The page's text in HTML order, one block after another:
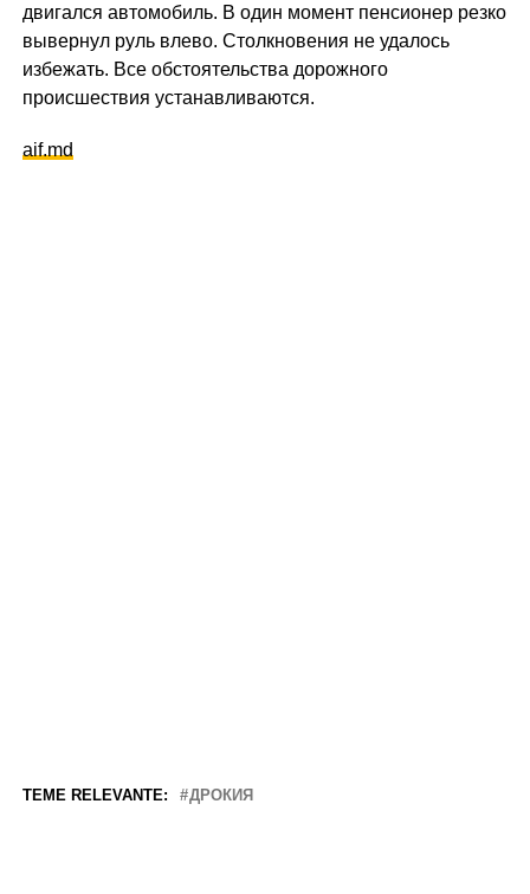
двигался автомобиль. В один момент пенсионер резко
вывернул руль влево. Столкновения не удалось
избежать. Все обстоятельства дорожного
происшествия устанавливаются.
aif.md
TEME RELEVANTE: ДРОКИЯ